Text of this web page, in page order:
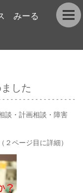
みーる
した
談・計画相談・障害
ページ目に詳細）